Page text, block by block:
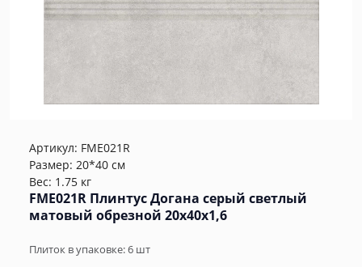
Артикул: FME021R
Размер: 20*40 см
Вес: 1.75 кг
FME021R Плинтус Догана серый светлый
матовый обрезной 20x40x1,6
Плиток в упаковке:6 шт